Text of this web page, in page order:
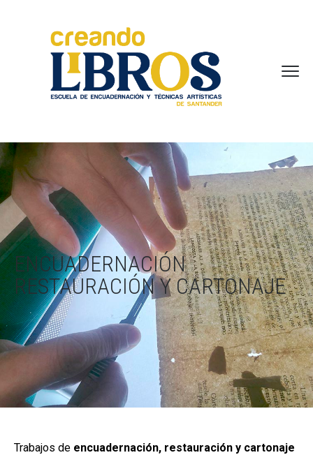
ENCUADERNACIÓN
RESTAURACIÓN Y CARTONAJE
Trabajos de encuadernación, restauración y cartonaje